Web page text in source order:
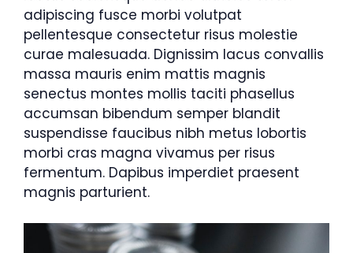
adipiscing fusce morbi volutpat
pellentesque consectetur risus molestie
curae malesuada. Dignissim lacus convallis
massa mauris enim mattis magnis
senectus montes mollis taciti phasellus
accumsan bibendum semper blandit
suspendisse faucibus nibh metus lobortis
morbi cras magna vivamus per risus
fermentum. Dapibus imperdiet praesent
magnis parturient.